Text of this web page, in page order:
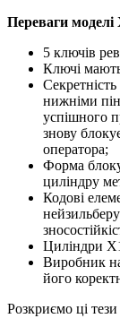
Переваги моделі
5 ключів
Ключі
нижніми
успішного
знову
оператора;
Форма
циліндру
Кодові
Циліндри
Виробник
його
Розкриємо ці